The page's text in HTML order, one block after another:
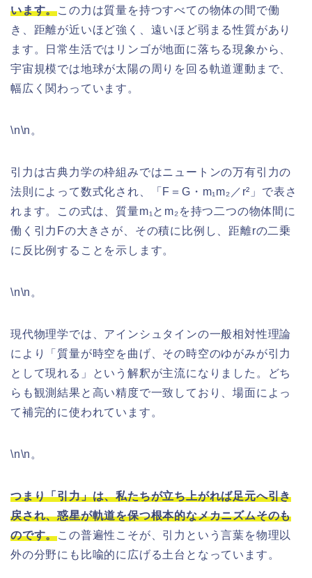
います。この力は質量を持つすべての物体の間で働
き、距離が近いほど強く、遠いほど弱まる性質があり
ます。日常生活ではリンゴが地面に落ちる現象から、
宇宙規模では地球が太陽の周りを回る軌道運動まで、
幅広く関わっています。
\n\n。
引力は古典力学の枠組みではニュートンの万有引力の
法則によって数式化され、「F＝G・m₁m₂／r²」で表さ
れます。この式は、質量m₁とm₂を持つ二つの物体間に
働く引力Fの大きさが、その積に比例し、距離rの二乗
に反比例することを示します。
\n\n。
現代物理学では、アインシュタインの一般相対性理論
により「質量が時空を曲げ、その時空のゆがみが引力
として現れる」という解釈が主流になりました。どち
らも観測結果と高い精度で一致しており、場面によっ
て補完的に使われています。
\n\n。
つまり「引力」は、私たちが立ち上がれば足元へ引き
戻され、惑星が軌道を保つ根本的なメカニズムそのも
のです。この普遍性こそが、引力という言葉を物理以
外の分野にも比喩的に広げる土台となっています。